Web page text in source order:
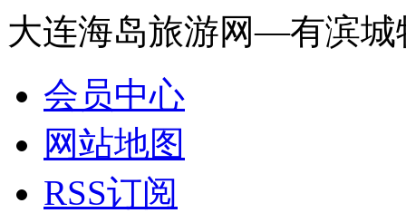
大连海岛旅游网—有滨城
会员中心
网站地图
RSS订阅